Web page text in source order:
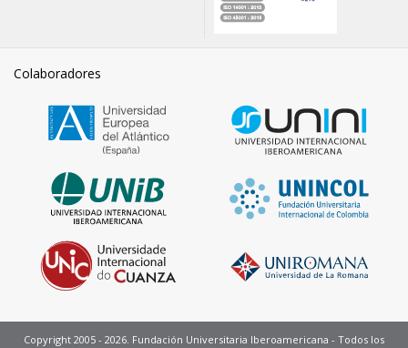
Colaboradores
Copyright 2005 - 2026. Fundación Universitaria Iberoamericana - Todos los